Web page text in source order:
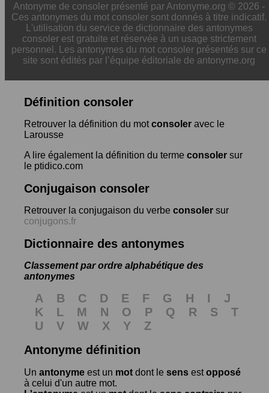
Antonyme de consoler présenté par Antonyme.org © 2026 -
Ces antonymes du mot consoler sont donnés à titre indicatif.
L'utilisation du service de dictionnaire des antonymes
consoler est gratuite et réservée à un usage strictement
personnel. Les antonymes du mot consoler présentés sur ce
site sont édités par l’équipe éditoriale de antonyme.org
Définition consoler
Retrouver la définition du motconsoler avec le
Larousse
A lire également la définition du terme consoler sur
le ptidico.com
Conjugaison consoler
Retrouver la conjugaison du verbe consoler sur
conjugons.fr
Dictionnaire des antonymes
Classement par ordre alphabétique des
antonymes
A B C D E F G H I
J
K
L M N O P Q R S
T
U
V W X Y
Z
Antonyme définition
Un antonyme est un mot dont le sens estopposé
à celui d'un autre mot.